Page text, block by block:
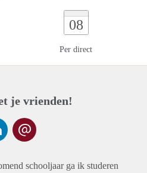
08
Per direct
je vrienden!
schooljaar ga ik studeren